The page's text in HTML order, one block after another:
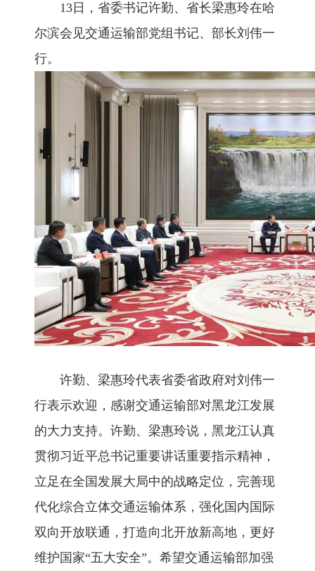
13日，省委书记许勤、省长梁惠玲在哈
尔滨会见交通运输部党组书记、部长刘伟一
行。
许勤、梁惠玲代表省委省政府对刘伟一
行表示欢迎，感谢交通运输部对黑龙江发展
的大力支持。许勤、梁惠玲说，黑龙江认真
贯彻习近平总书记重要讲话重要指示精神，
立足在全国发展大局中的战略定位，完善现
代化综合立体交通运输体系，强化国内国际
双向开放联通，打造向北开放新高地，更好
维护国家“五大安全”。希望交通运输部加强